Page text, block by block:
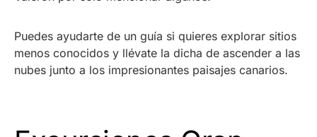
Puedes ayudarte de un guía si quieres explorar sitios
menos conocidos y llévate la dicha de ascender a las
nubes junto a los impresionantes paisajes canarios.